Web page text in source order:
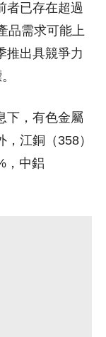
者已存在超過
品需求可能上
推出具競爭力
下，有色金屬
江銅（358）
，中鋁